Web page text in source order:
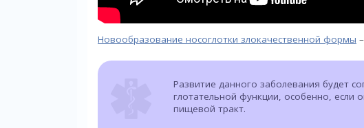
Новообразование носоглотки злокачественной формы
Развитие данного заболевания будет
глотательной функции, особенно, если
пищевой тракт.